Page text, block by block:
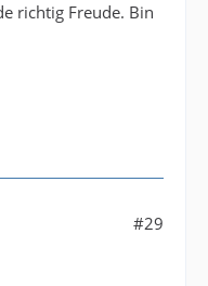
richtig Freude. Bin
#29